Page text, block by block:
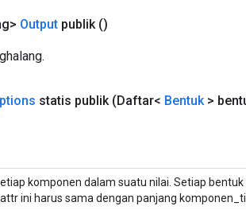
Output publik ()
statis publik (Daftar< Bentuk>
komponen dalam suatu nilai. Setiap
ini harus sama dengan panjang